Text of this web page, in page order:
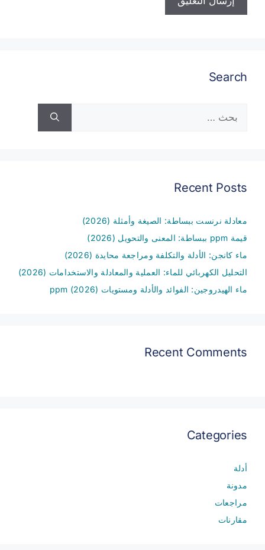
Search
عن:
Recent Posts
معادلة نرنست ببساطة: الصيغة وأمثلة (2026)
قيمة ppm ببساطة: المعنى والتحويل (2026)
ماء كانجن: الأدلة والتكلفة ومراجعة محايدة (2026)
التحليل الكهربائي للماء: العملية والمعادلة والاستخدامات (2026)
ماء الهيدروجين: الفوائد والأدلة ومستويات ppm (2026)
Recent Comments
Categories
أدلة
مدونة
مراجعات
مقارنات